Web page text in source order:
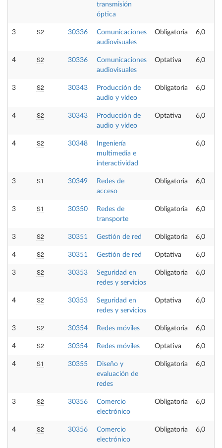
transmisión
óptica
3 S2 30336
Comunicaciones
audiovisuales
Obligatoria 6,0
4 S2 30336
Comunicaciones
audiovisuales
Optativa 6,0
3 S2 30343
Producción de
audio y vídeo
Obligatoria 6,0
4 S2 30343
Producción de
audio y vídeo
Optativa 6,0
4 S2 30348
Ingeniería
multimedia e
interactividad
6,0
3 S1 30349
Redes de
acceso
Obligatoria 6,0
3 S1 30350
Redes de
transporte
Obligatoria 6,0
3 S2 30351 Gestión de red Obligatoria 6,0
4 S2 30351 Gestión de red Optativa 6,0
3 S2 30353
Seguridad en
redes y servicios
Obligatoria 6,0
4 S2 30353
Seguridad en
redes y servicios
Optativa 6,0
3 S2 30354 Redes móviles Obligatoria 6,0
4 S2 30354 Redes móviles Optativa 6,0
4 S1 30355
Diseño y
evaluación de
redes
Obligatoria 6,0
3 S2 30356
Comercio
electrónico
Obligatoria 6,0
4 S2 30356
Comercio
electrónico
Obligatoria 6,0